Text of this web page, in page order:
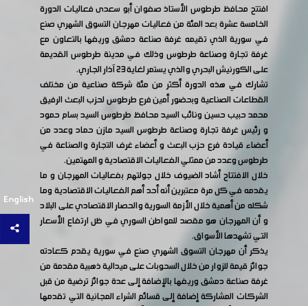
English
افتتح محافظ طرطوس الأستاذ صفوان أبو سعدى فعاليات الدورة
الخامسة عشرة بعد المئة من فعاليات مهرجان التسوق الشهري صنع
في سورية الذي تقيمه غرفة صناعة دمشق وريفها بالتعاون مع
غرفة تجارة وصناعة طرطوس وذلك في مدينة طرطوس القديمة
على الكورنيش البحري والذي يستمر لغاية 23 آذار الجاري.
تشارك في هذه الدورة أكثر من مئة شركة صناعية من مختلف
القطاعات الصناعية وبحضور أمين فرع طرطوس لحزب البعث الرفيق
محمد حبيب حسين ونائب السيد محافظ طرطوس السيد بسام حمود
و رئيس غرفة تجارة وصناعة طرطوس السيد مازن حماد وعدد من
أعضاء قيادة فرع حزب البعث و أعضاء غرف التجارة والصناعة في
طرطوس وعدد من ممثلي الفعاليات الاقتصادية و المهتمين.
خلال الافتتاح أشاد الضيوف خلال جولتهم بفعاليات المهرجان و ما
يقدمه في كل مرة معتبرين أنه أحد أهم الفعاليات الاقتصادية وما
شكله من أهمية خلال الأزمة السورية والحصار الاقتصادي على البلاد
و أن المهرجان هو مقصد للمواطن السوري في ظل ارتفاع الأسعار
التي تشهدها الأسواق.
يذكر أن مهرجان التسوق الشهري صنع في سورية يقدم كعادته
جوائز قيمة للزوار من خلال السحوبات على ميدالية ذهبية مقدمة من
غرفة صناعة دمشق وريفها بالإضافة إلى عدة جوائز ترضية من قبل
الشركات المشاركة إضافة إلى قسائم الشراء المجانية التي تقدمها